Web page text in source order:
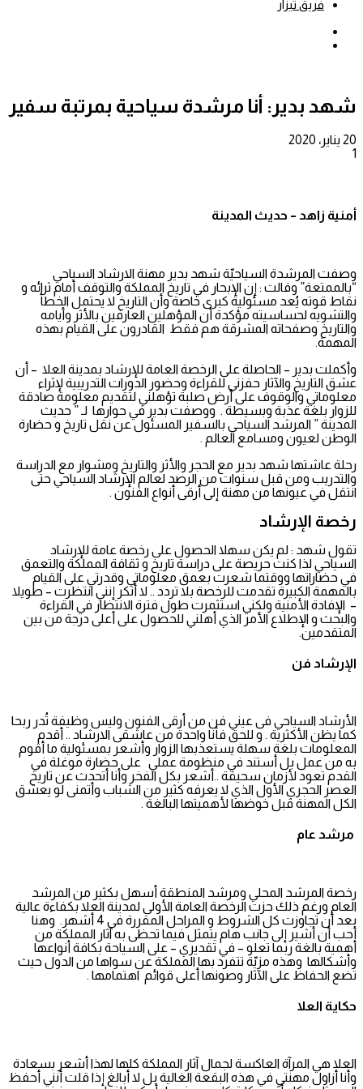
فريق تيزار
شهد بدير: أنا مرشدة سياحية بمرتبة سفير
20 يناير، 2020
1
أمنية زاهد – حديث المدينة
وصفت المرشدة السياحيّة شهد بدير مهنة الارشاد السياحي
“بالممتعة” وقالت : إن الإبحار في تاريخ المملكة والتوقف أمام ثرائه و
نقاط قوته يُعد مسئولية كبرى خاصة وأن التاريخ لا يحتمل الخطأ
والتشويه لحساسيته مؤكدة أن المؤهلين العارفين بالأثر وأيامه
والتاريخ وصفحاته المشرقة هم فقط القادرون على القيام بهذه
المهمة.
وأكملت بدير – الحاصلة على الرخصة العامة للإرشاد بمدينة العلا – أن
عشق التاريخ والآثار حفزني للقراءة وحضور الدورات التدريبية لإثراء
معلوماتي والوقوف على أرض صلبة تؤهلني لتقديم معلومة صادقة
للزوار بلغة عذبة وبسيطة . ووصفت بدير في حوارها لـ ” حديث
المدينة ” المرشد السياحي بالسفير المسئول عن نقل تاريخ و حضارة
الوطن لعيون ومسامع العالم .
رحلة عاشتها شهد بدير مع الحجر والأثر والتاريخ ومشوار مع الدراسة
والتدريب ومن قبل سنوات من الرصد لعالم الإرشاد السياحي حتى
انتقل في عيونها من مهنة إلى أرقى أنواع الفنون .
رخصة الإرشاد
تقول شهد : لم يكن سهلا الحصول على رخصة عامة للإرشاد
السياحي لذا كنت حريصة على دراسة تاريخ و ثقافة المملكة والتعمق
في حضاراتها ووقتما شعرت بعمق معلوماتي وقدرتي على القيام
بالمهمة الكبيرة تقدمت للرخصة بلا تردد .. لا أنكر إنني انتظرت – طويلا
– الإفادة الأمنية ولكني استثمرت طول فترة الانتظار في القراءة
والبحث و الإطلاع الأمر الذي أهلني للحصول على أعلى درجة من بين
المتقدمين.
الإرشاد فن
الأرشاد السياحي فى عيني فن من أرقى الفنون وليس وظيفة تُدر ربحا
كما يظن الأكثرية . و للحق فأنا واحدة من عاشقى الارشاد .. أقدم
المعلومات بلغة سهلة يستعذبها الزوار وأشعر بمسئولية ما أقوم
به من عمل بل أستند في منظومة عملي على حضارة موغلة في
القدم تعود لأزمان سحيقة ..أشعر بكل الفخر وأنا أتحدث عن تاريخ
العصر الحجري الأول الذي لا يعرفه كثير من الشباب وأتمنى لو يعشق
الكل المهنة قبل خوضها لأهميتها البالغة .
مرشد عام
رخصة المرشد المحلي ومرشد المنطقة أسهل بكثير من المرشد
العام ورغم ذلك حزت الرخصة العامة الأولى لمدينة العلا بكفاءة عالية
بعد أن تجاوزت كل الشروط و المراحل المقررة في 4 أشهر. وهنا
أحب أن أشير إلى جانب هام يتمثل فيما تحظى به آثار المملكة من
أهمية بالغة ربما تعلو – في تقديري – على السياحة بكافة أنواعها
وأشكالها وهذه مزيّة تتفرد بها المملكة عن سواها من الدول حيث
تضع الحفاظ على الآثار وصونها أعلى قوائم اهتمامها .
حكاية العلا
العلا هي المرآة العاكسة لجمال آثار المملكة كلها لهذا أشعر بسعادة
وأنا أزاول مهنتي في هذه البقعة الغالية بل لا أبالغ إذا قلت أنني أحفظ